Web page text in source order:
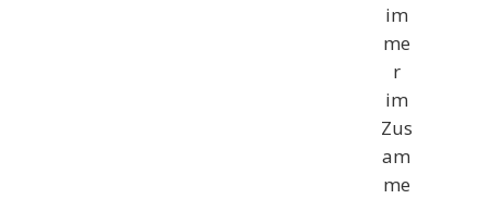
im
me
r
im
Zus
am
me